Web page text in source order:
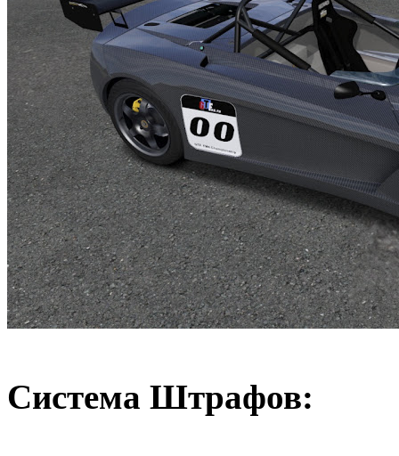
Система Штрафов: